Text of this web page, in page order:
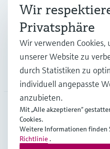
Support
Unternehmen
AUT
Wir
Privatsphäre
Wir verwenden
unserer Website zu
durch Statistiken zu
individuell angepasste
anzubieten.
Mit „Alle akzeptieren“
Cookies.
Weitere Informationen finden
Richtlinie .